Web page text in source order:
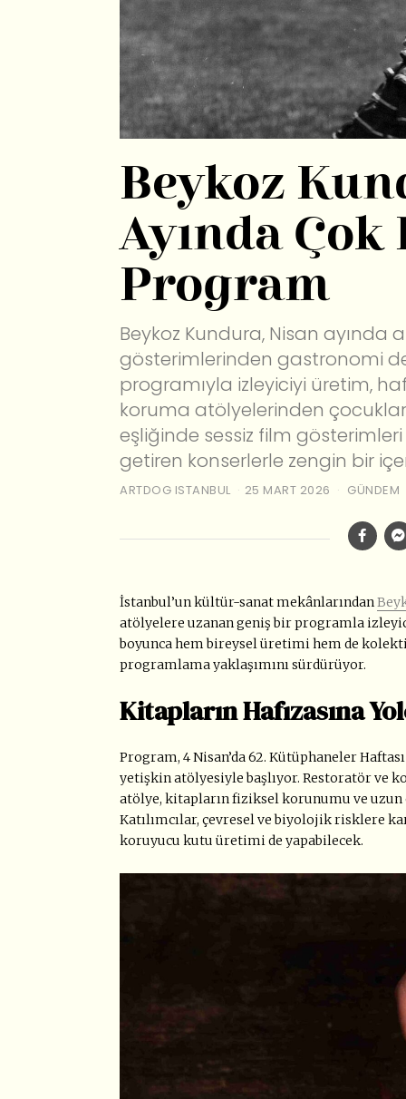
Beykoz
Ayında Çok
Program
Beykoz Kundura, Nisan ayında
gösterimlerinden gastronomi
programıyla izleyiciyi üretim,
koruma atölyelerinden
eşliğinde sessiz film
getiren konserlerle zengin bir
ARTDOG ISTANBUL 25 MART 2026 GÜNDEM
İstanbul’un kültür-sanat mekânlarından
atölyelere uzanan geniş bir programla
boyunca hem bireysel üretimi hem de
programlama yaklaşımını sürdürüyor.
Kitapların Hafızasına
Program, 4 Nisan’da 62. Kütüphaneler
yetişkin atölyesiyle başlıyor. Restoratör ve
atölye, kitapların fiziksel korunumu ve
Katılımcılar, çevresel ve biyolojik risklere
koruyucu kutu üretimi de yapabilecek.